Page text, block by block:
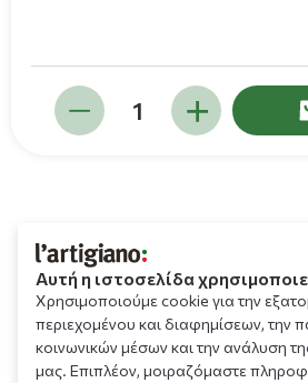
Αυτή η ιστοσελίδα
Χρησιμοποιούμε cookie για την
περιεχομένου και διαφημίσεων, την
κοινωνικών μέσων και την ανάλυση
μας. Επιπλέον, μοιραζόμαστε